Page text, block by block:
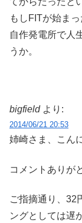
もしFITが始ま
自作発電所で人
うか。
bigfield より:
2014/06/21 20:53
姉崎さま、こん
コメントありが
ご指摘通り、32
ングとしては遅